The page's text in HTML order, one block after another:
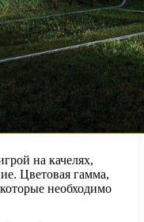
на качелях,
Цветовая гамма,
необходимо